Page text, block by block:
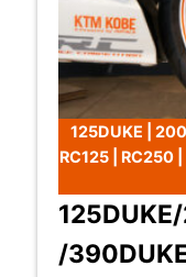
125DUKE |
RC125 | RC250
/